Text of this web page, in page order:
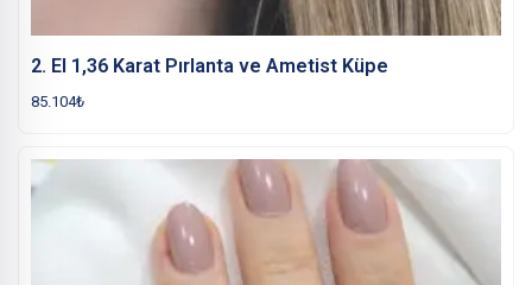
2. El 1,36 Karat Pırlanta ve Ametist Küpe
85.104₺